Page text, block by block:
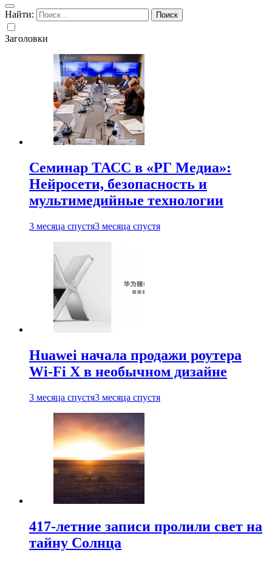
Найти:
Заголовки
Семинар ТАСС в «РГ Медиа»:
Нейросети, безопасность и
мультимедийные технологии
3 месяца спустя3 месяца спустя
Huawei начала продажи роутера
Wi-Fi X в необычном дизайне
3 месяца спустя3 месяца спустя
417-летние записи пролили свет на
тайну Солнца